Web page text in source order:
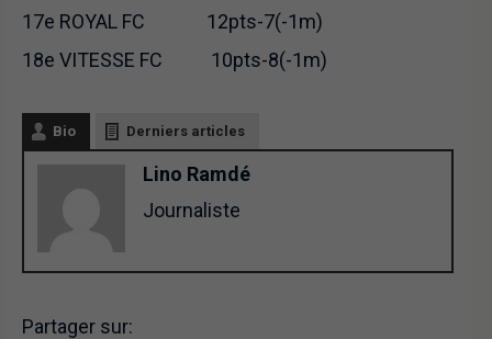
17e ROYAL FC 12pts-7(-1m)
18e VITESSE FC 10pts-8(-1m)
Bio Derniers articles
Lino Ramdé
Journaliste
Partager sur: